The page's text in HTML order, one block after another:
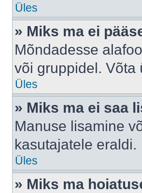
Üles
» Miks ma ei
Mõndadesse
või gruppidel. Võta
Üles
» Miks ma ei saa
Manuse lisamine
kasutajatele eraldi.
Üles
» Miks ma